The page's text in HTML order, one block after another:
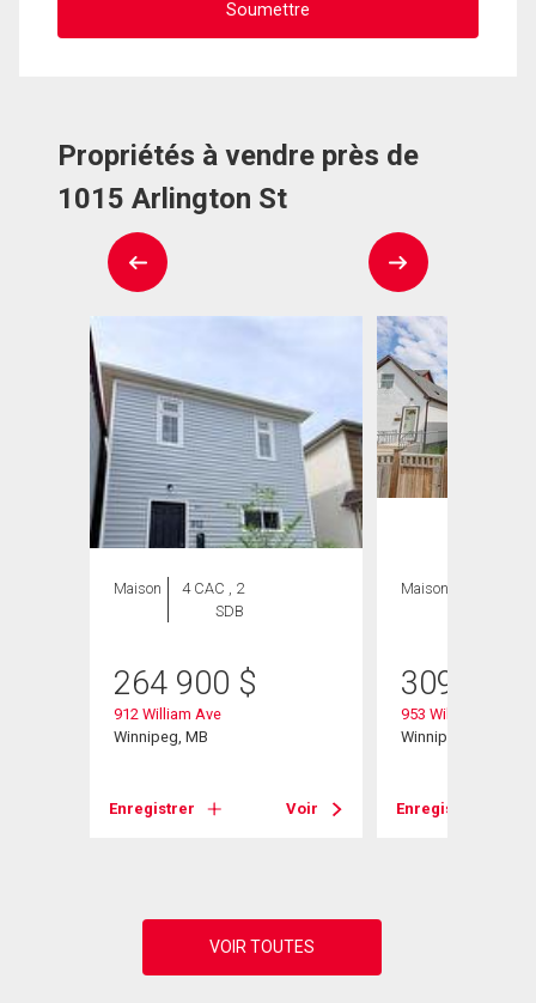
Propriétés à vendre près de
1015 Arlington St
Maison
4 CAC , 2
SDB
264 900 $
912 William Ave
Winnipeg, MB
Enregistrer Voir
Maison
309 000
953 William Ave
Winnipeg, MB
Enregistrer